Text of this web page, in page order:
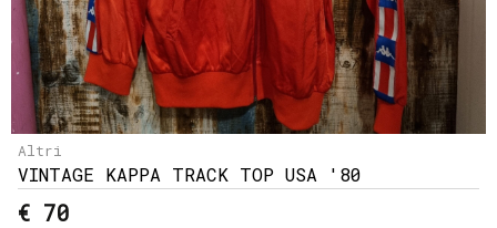
Altri
VINTAGE KAPPA TRACK TOP USA '80
€ 70